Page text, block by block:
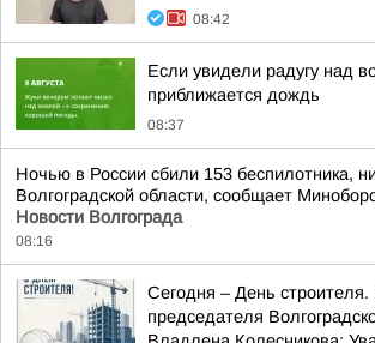
08:42
Если увидели радугу над
приближается дождь
08:37
Ночью в России сбили 153 беспилотника,
Волгоградской области, сообщает
Новости Волгограда
08:16
Сегодня – День
председателя